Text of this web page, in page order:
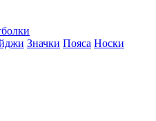
Значки Пояса Носки